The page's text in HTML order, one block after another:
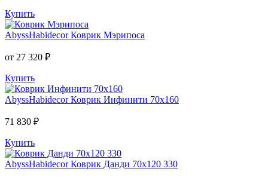
Купить
AbyssHabidecor Коврик Мэрипоса
от 27 320 ₽
Купить
AbyssHabidecor Коврик Инфинити 70х160
71 830 ₽
Купить
AbyssHabidecor Коврик Данди 70х120 330